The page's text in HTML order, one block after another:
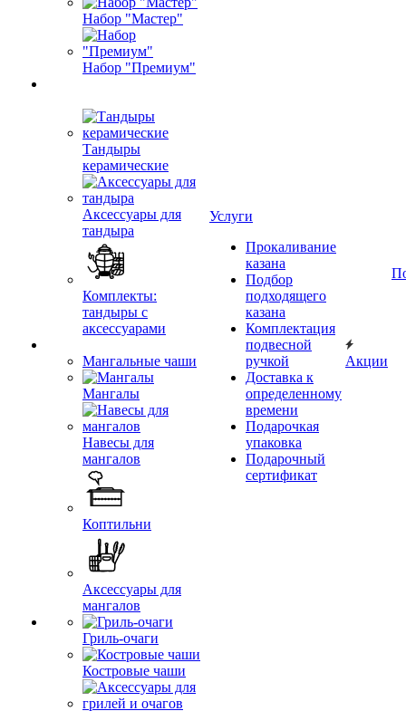
Набор "Мастер"
Набор "Премиум"
Тандыры
керамические
Аксессуары для
тандыра
Комплекты:
тандыры с
аксессуарами
Мангальные чаши
Мангалы
Навесы для
мангалов
Коптильни
Аксессуары для
мангалов
Гриль-очаги
Костровые чаши
Услуги
Прокаливание
казана
Подбор
подходящего
казана
Комплектация
подвесной
ручкой
Доставка к
определенному
времени
Подарочкая
упаковка
Подарочный
сертификат
Акции